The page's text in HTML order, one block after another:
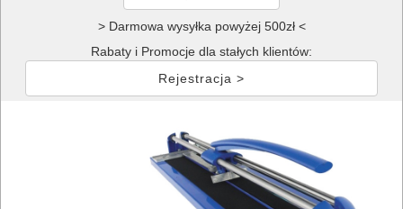
> Darmowa wysyłka powyżej 500zł <
Rabaty i Promocje dla stałych klientów:
Rejestracja >